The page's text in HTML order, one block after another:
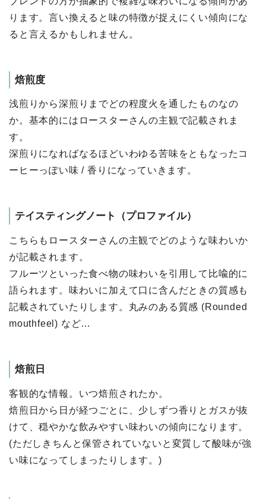
ります。言い換えると味の特徴が捉えにくい傾向にな
ると⾔えるかもしれません。
焙煎度
浅煎りから深煎りまでどの程度⽕を通したものなの
か。基本的にはロースターさんの主観で記載されま
す。
深煎りになればなるほどいわゆる苦味をともなったコ
ーヒーっぽい味 / ⾹りになっていきます。
テイスティングノート（プロファイル）
こちらもロースターさんの主観でどのような味わいか
が記載されます。
フルーツといった⾷べ物の味わいを引⽤して⽐喩的に
語られます。味わいに加えて⼝に含んだときの質感も
記載されていたりします。丸みのある質感 (Rounded
mouthfeel) など…
焙煎⽇
客観的な情報。いつ焙煎されたか。
焙煎⽇から⽇が経つごとに、少しずつ⾹りとガスが抜
けて、穏やかな飲みやすい味わいの傾向になります。
(ただしきちんと保管されていないと変質して酸味が強
い味になってしまったりします。)